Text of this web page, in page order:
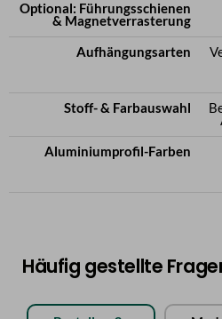
Optional: Führungsschienen
& Magnetverrasterung
Aufhängungsarten
Stoff- & Farbauswahl
Aluminiumprofil-Farben
Häufig gestellte